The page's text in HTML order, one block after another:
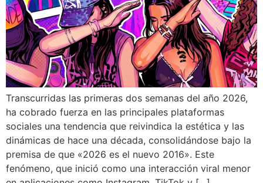
Transcurridas las primeras dos semanas del año 2026,
ha cobrado fuerza en las principales plataformas
sociales una tendencia que reivindica la estética y las
dinámicas de hace una década, consolidándose bajo la
premisa de que «2026 es el nuevo 2016». Este
fenómeno, que inició como una interacción viral menor